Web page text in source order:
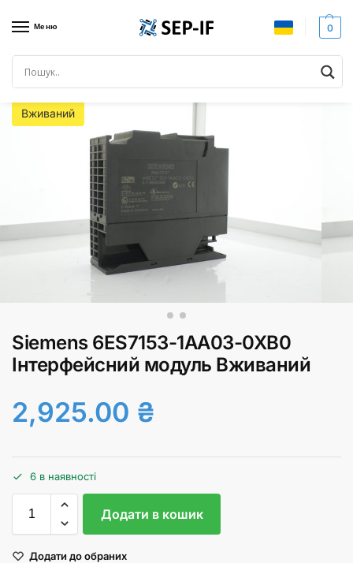
Меню 0
Головна Siemens 6ES7153-1AA03-0XB0 Інтерфейсний модуль Вживаний
Вживаний
Siemens 6ES7153-1AA03-0XB0
Інтерфейсний модуль Вживаний
2,925.00 ₴
6 в наявності
Додати в кошик
Додати до обраних